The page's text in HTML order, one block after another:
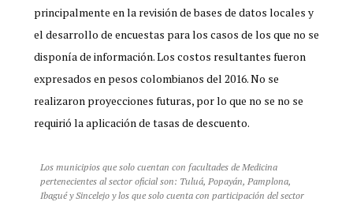
principalmente en la revisión de bases de datos locales y
el desarrollo de encuestas para los casos de los que no se
disponía de información. Los costos resultantes fueron
expresados en pesos colombianos del 2016. No se
realizaron proyecciones futuras, por lo que no se no se
requirió la aplicación de tasas de descuento.
Los municipios que solo cuentan con facultades de Medicina
pertenecientes al sector oficial son: Tuluá, Popayán, Pamplona,
Ibagué y Sincelejo y los que solo cuenta con participación del sector